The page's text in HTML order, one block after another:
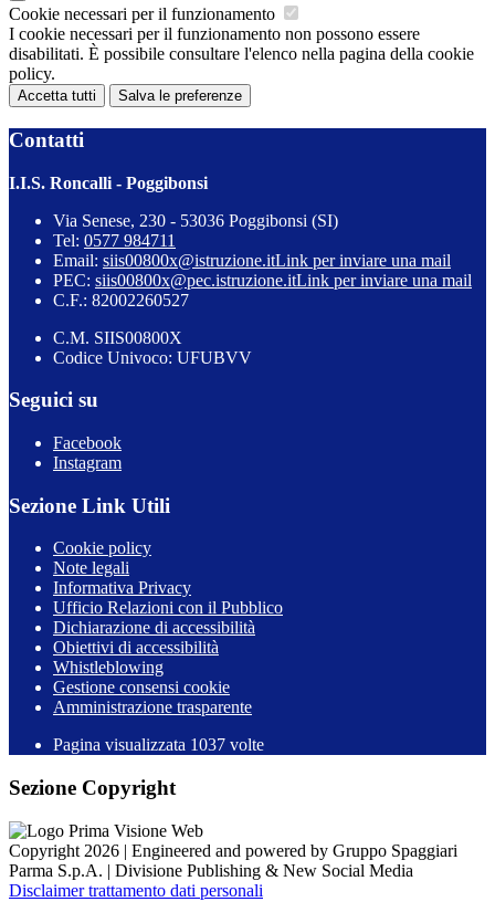
Cookie necessari per il funzionamento
I cookie necessari per il funzionamento non possono essere
disabilitati. È possibile consultare l'elenco nella pagina della cookie
policy.
Accetta tutti Salva le preferenze
Contatti
I.I.S. Roncalli - Poggibonsi
Via Senese, 230 - 53036 Poggibonsi (SI)
Tel: 0577 984711
Email: siis00800x@istruzione.itLink per inviare una mail
PEC: siis00800x@pec.istruzione.itLink per inviare una mail
C.F.: 82002260527
C.M. SIIS00800X
Codice Univoco: UFUBVV
Seguici su
Facebook
Instagram
Sezione Link Utili
Cookie policy
Note legali
Informativa Privacy
Ufficio Relazioni con il Pubblico
Dichiarazione di accessibilità
Obiettivi di accessibilità
Whistleblowing
Gestione consensi cookie
Amministrazione trasparente
Pagina visualizzata 1037 volte
Sezione Copyright
Copyright 2026 | Engineered and powered by Gruppo Spaggiari
Parma S.p.A. | Divisione Publishing & New Social Media
Disclaimer trattamento dati personali